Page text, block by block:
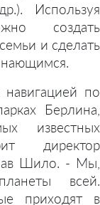
Используя
создать
и сделать
по
Берлина,
известных
директор
Шило. - Мы,
всей.
приходят в